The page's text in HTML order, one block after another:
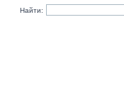
Найти: